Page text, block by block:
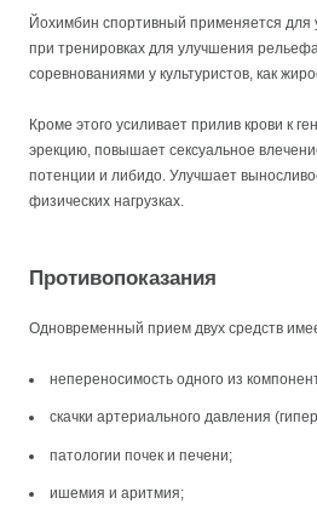
Йохимбин спортивный применяется для
при тренировках для улучшения
соревнованиями у культуристов, как
Кроме этого усиливает прилив крови к
эрекцию, повышает сексуальное
потенции и либидо. Улучшает
физических нагрузках.
Противопоказания
Одновременный прием двух средств
непереносимость одного из
скачки артериального давления
патологии почек и печени;
ишемия и аритмия;